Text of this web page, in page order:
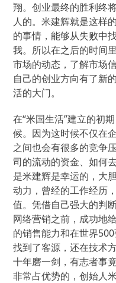
翔。创业最终的胜利终
人的。米建辉就是这样
的事情，能够从失败中
我。所以在之后的时间
市场的动态，了解市场
自己的创业方向有了新
活的大门。
在“米国生活”建立的初
候。因为这时候不仅在
之间也会有很多的竞争
司的流动的资金、如何
是米建辉是幸运的，大
动力，曾经的工作经历
值。凭借自己强大的判
网络营销之前，成功地
的销售能力和在世界
找到了客源，还在技术
十年磨一剑，有志者事
非常占优势的，创始人